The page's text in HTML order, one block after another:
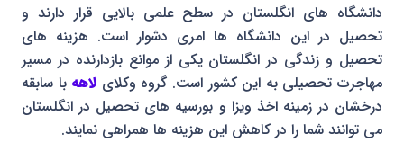
دانشگاه های انگلستان در سطح علمی بالایی قرار دارند و
تحصیل در این دانشگاه ها امری دشوار است. هزینه های
تحصیل و زندگی در انگلستان یکی از موانع بازدارنده در مسیر
مهاجرت تحصیلی به این کشور است. گروه وکلای لاهه با سابقه
درخشان در زمینه اخذ ویزا و بورسیه های تحصیل در انگلستان
می توانند شما را در کاهش این هزینه ها همراهی نمایند.